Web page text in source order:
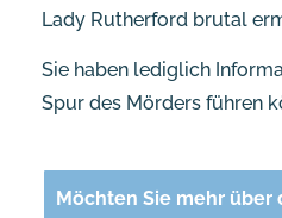
Lady Rutherford brutal
Sie haben lediglich
Spur des Mörders führen
Möchten Sie mehr über